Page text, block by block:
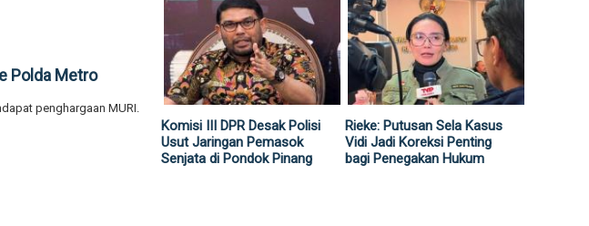
Polda Metro
penghargaan MURI.
Komisi III DPR Desak Polisi
Usut Jaringan Pemasok
Senjata di Pondok Pinang
Rieke: Putusan Sela Kasus
Vidi Jadi Koreksi Penting
bagi Penegakan Hukum